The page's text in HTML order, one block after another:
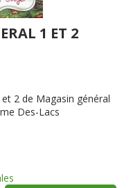
1 ET 2
2 de Magasin général
Des-Lacs